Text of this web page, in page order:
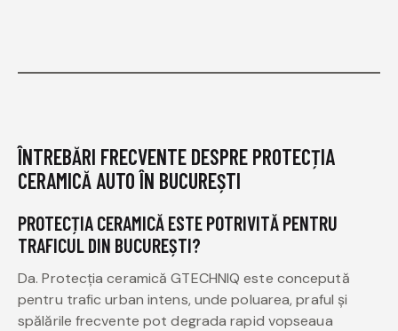
ÎNTREBĂRI FRECVENTE DESPRE PROTECȚIA
CERAMICĂ AUTO ÎN BUCUREȘTI
PROTECȚIA CERAMICĂ ESTE POTRIVITĂ PENTRU
TRAFICUL DIN BUCUREȘTI?
Da. Protecția ceramică GTECHNIQ este concepută
pentru trafic urban intens, unde poluarea, praful și
spălările frecvente pot degrada rapid vopseaua